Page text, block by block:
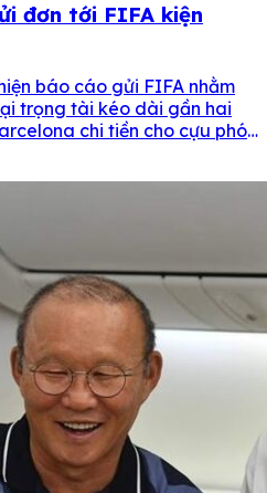
đơn tới FIFA kiện
báo cáo gửi FIFA nhằm
trọng tài kéo dài gần hai
chi tiền cho cựu phó
được xem là quan […]